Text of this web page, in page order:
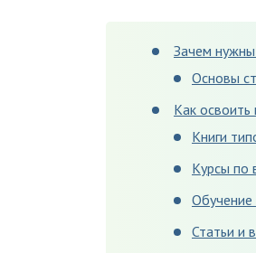
Зачем нужны
Основы
Как освоить
Книги
Курсы по
Обучение
Статьи и